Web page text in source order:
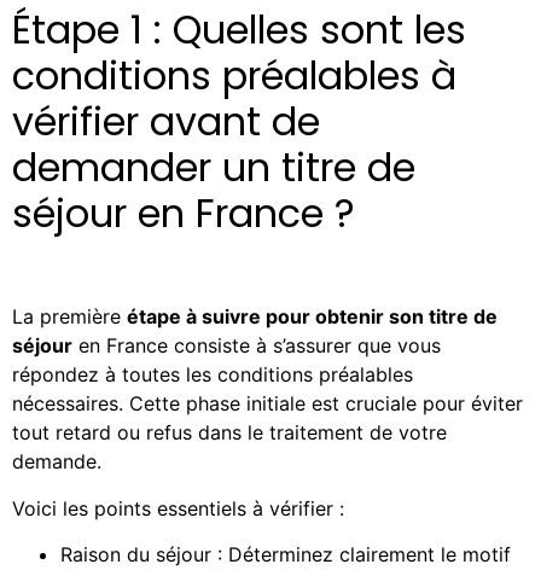
Étape 1 : Quelles sont les
conditions préalables à
vérifier avant de
demander un titre de
séjour en France ?
La première étape à suivre pour obtenir son titre de
séjour en France consiste à s’assurer que vous
répondez à toutes les conditions préalables
nécessaires. Cette phase initiale est cruciale pour éviter
tout retard ou refus dans le traitement de votre
demande.
Voici les points essentiels à vérifier :
Raison du séjour : Déterminez clairement le motif